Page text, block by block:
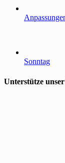
Sonntag
Unterstütze